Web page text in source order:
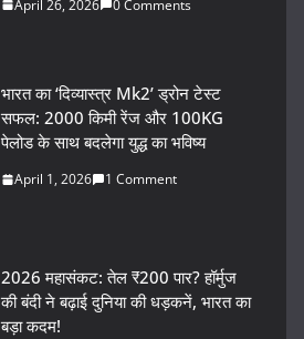
April 26, 2026 0 Comments
भारत का ‘दिव्यास्त्र Mk2’ ड्रोन टेस्ट
सफल: 2000 किमी रेंज और 100KG
पेलोड के साथ बदलेगा युद्ध का भविष्य
April 1, 2026 1 Comment
2026 महासंकट: तेल ₹200 पार? हॉर्मुज
की बंदी ने बढ़ाई दुनिया की धड़कनें, भारत का
बड़ा कदम!